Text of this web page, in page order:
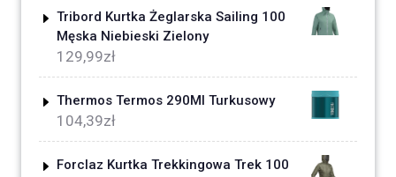
Tribord Kurtka Żeglarska Sailing 100
Męska Niebieski Zielony
129,99zł
Thermos Termos 290Ml Turkusowy
104,39zł
Forclaz Kurtka Trekkingowa Trek 100